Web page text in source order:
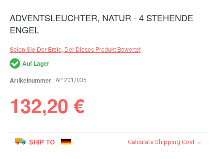
Zum
Anfang
der
springen
ADVENTSLEUCHTER, NATUR - 4 STEHENDE
ENGEL
Seien Sie Der Erste, Der Dieses Produkt Bewertet
Auf Lager
Artikelnummer
AP 201/035
132,20 €
SHIP TO Calculate Shipping Cost